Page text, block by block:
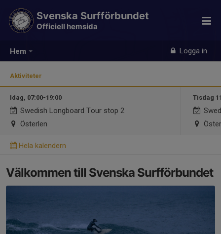
Hem Logga in
Svenska Surfförbundet
Officiell hemsida
Aktiviteter
Idag, 07:00-19:00
Swedish Longboard Tour stop 2
Österlen
Tisdag
Hela kalendern
Välkommen till Svenska Surfförbundet